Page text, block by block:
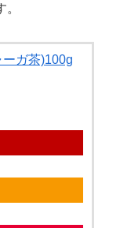
ガ茶)100g